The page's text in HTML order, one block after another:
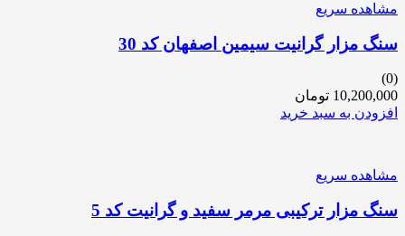
مشاهده سریع
سنگ مزار گرانیت سیمین اصفهان کد 30
(0)
10,200,000 تومان
افزودن به سبد خرید
مشاهده سریع
سنگ مزار ترکیبی مرمر سفید و گرانیت کد 5